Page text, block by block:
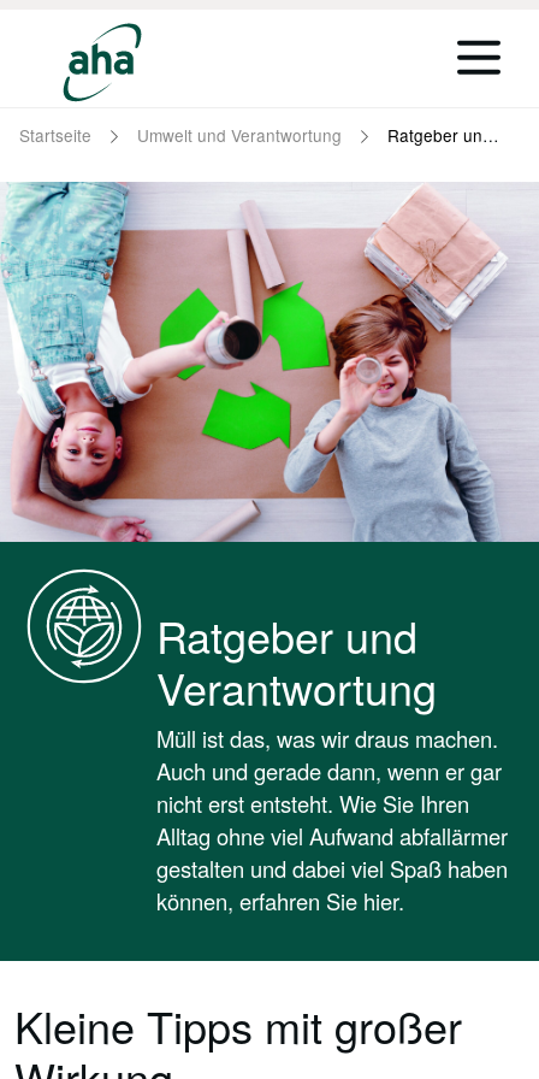
Startseite Umwelt und Verantwortung Ratgeber und Verantwortung
Ratgeber und
Verantwortung
Müll ist das, was wir draus machen.
Auch und gerade dann, wenn er gar
nicht erst entsteht. Wie Sie Ihren
Alltag ohne viel Aufwand abfallärmer
gestalten und dabei viel Spaß haben
können, erfahren Sie hier.
Kleine Tipps mit großer